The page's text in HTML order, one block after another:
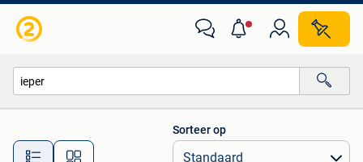
Alle afstanden…
Sorteer op